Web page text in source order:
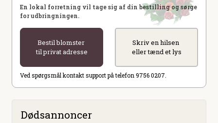
En lokal forretning vil tage sig af din bestilling og sørge
for udbringningen.
Bestil blomster
til privat adresse
Skriv en hilsen
eller tænd et lys
Ved spørgsmål kontakt support på telefon 9756 0207.
Dødsannoncer